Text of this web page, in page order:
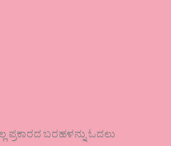
ಬರಹಳನ್ನು ಓದಲು